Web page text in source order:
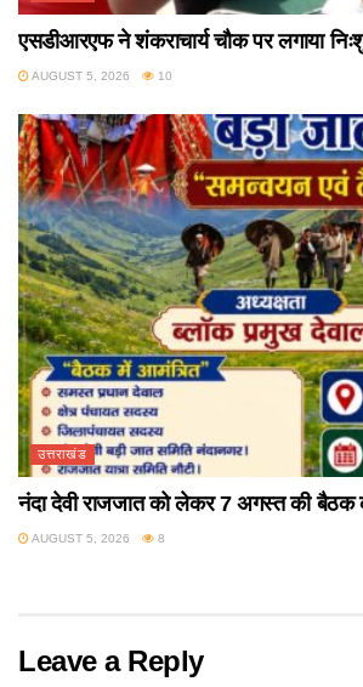
एसडीआरएफ ने शंकराचार्य चौक पर लगाया
AUGUST 5, 2026 10
उत्तराखंड
नंदा देवी राजजात को लेकर 7 अगस्त की बैठक
AUGUST 5, 2026 8
Leave a Reply